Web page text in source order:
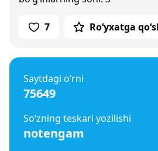
7 Ro‘yxatga
Saytdagi o‘rni
75649
So‘zning teskari yozilishi
notengam